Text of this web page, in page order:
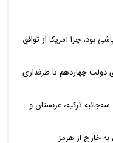
بود، چرا آمریکا از توافق
چهاردهم تا طرفداری
ترکیه، عربستان و
به خارج از هرمز